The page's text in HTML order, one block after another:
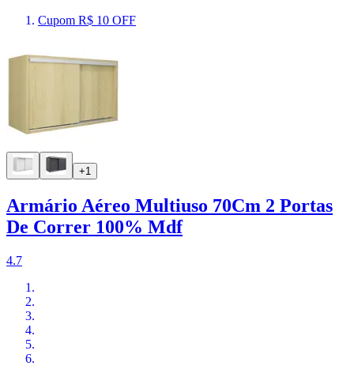
Cupom R$ 10 OFF
+1
Armário Aéreo Multiuso 70Cm 2 Portas
De Correr 100% Mdf
4.7